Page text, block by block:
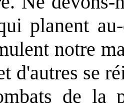
planent
notre
d'autres se
de la